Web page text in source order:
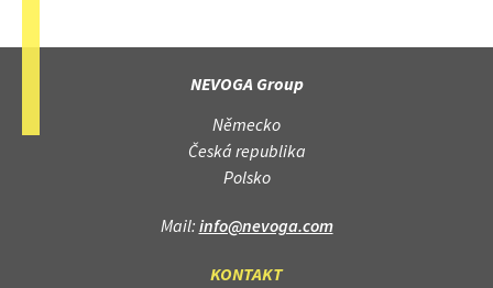
NEVOGA Group
Německo
Česká republika
Polsko
Mail:info@nevoga.com
KONTAKT